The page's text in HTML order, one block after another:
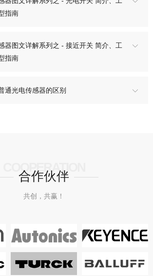
指南
器图文详解系列之 - 接近开关 简介、工
指南
通光电传感器的区别
合作伙伴
COOPERATION
共创，共赢！